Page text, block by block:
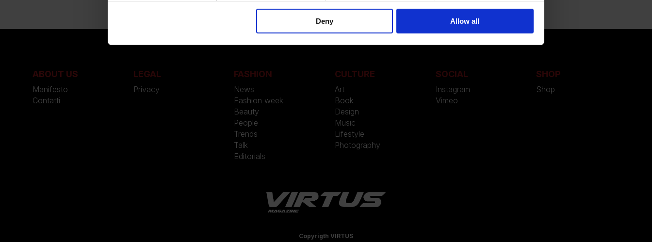
Deny Allow all
ABOUT US
Manifesto
Contatti
LEGAL
Privacy
FASHION
News
Fashion week
Beauty
People
Trends
Talk
Editorials
CULTURE
Art
Book
Design
Music
Lifestyle
Photography
SOCIAL
Instagram
Vimeo
SHOP
Shop
Copyrigth VIRTUS